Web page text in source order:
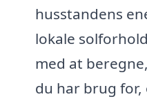
husstandens
lokale
med at
du har brug